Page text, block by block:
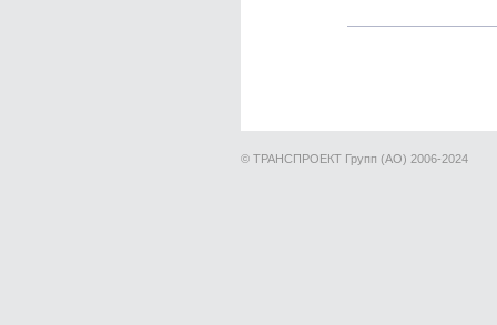
© ТРАНСПРОЕКТ Групп (АО) 2006-2024